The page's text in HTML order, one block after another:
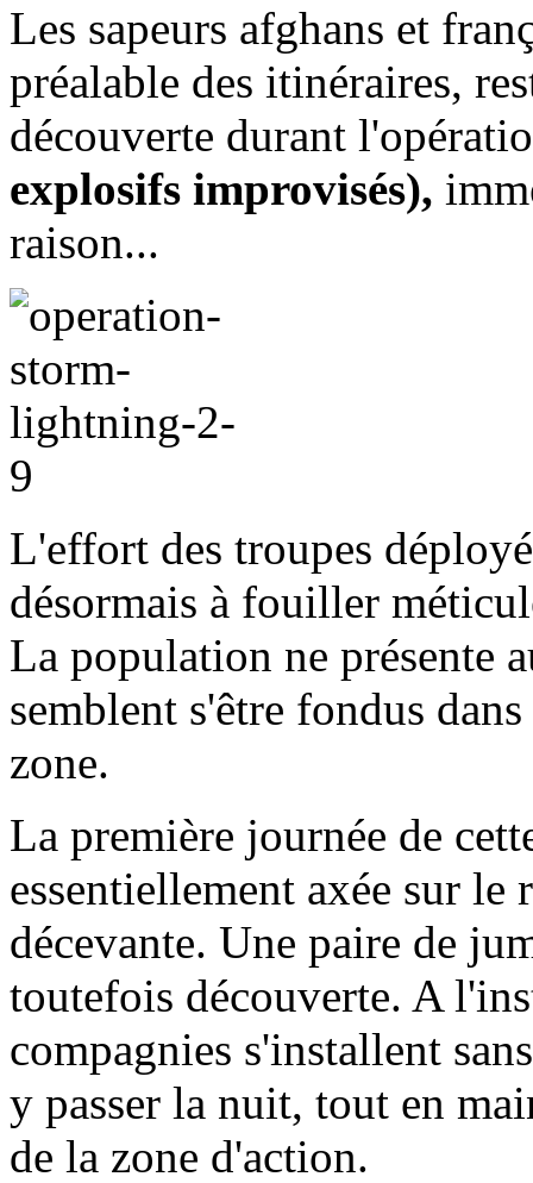
Les sapeurs afghans et
préalable des itinéraires,
découverte durant
explosifs improvisés),
raison...
L'effort des troupes
désormais à fouiller
La population ne présente
semblent s'être fondus
zone.
La première journée de
essentiellement axée sur le
décevante. Une paire de
toutefois découverte. A
compagnies s'installent
y passer la nuit, tout en
de la zone d'action.